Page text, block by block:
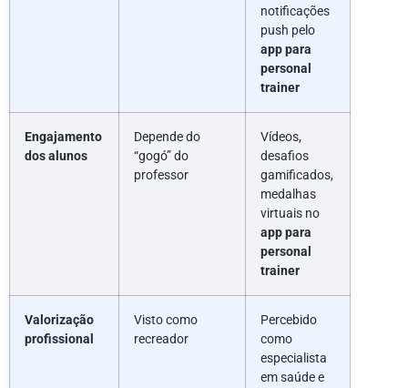
notificações
push pelo
app para
personal
trainer
Engajamento
dos alunos
Depende do
“gogó” do
professor
Vídeos,
desafios
gamificados,
medalhas
virtuais no
app para
personal
trainer
Valorização
profissional
Visto como
recreador
Percebido
como
especialista
em saúde e